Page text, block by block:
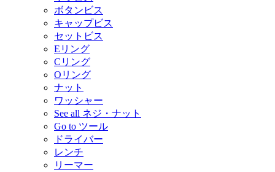
ボタンビス
キャップビス
セットビス
Eリング
Cリング
Oリング
ナット
ワッシャー
See all ネジ・ナット
Go to ツール
ドライバー
レンチ
リーマー